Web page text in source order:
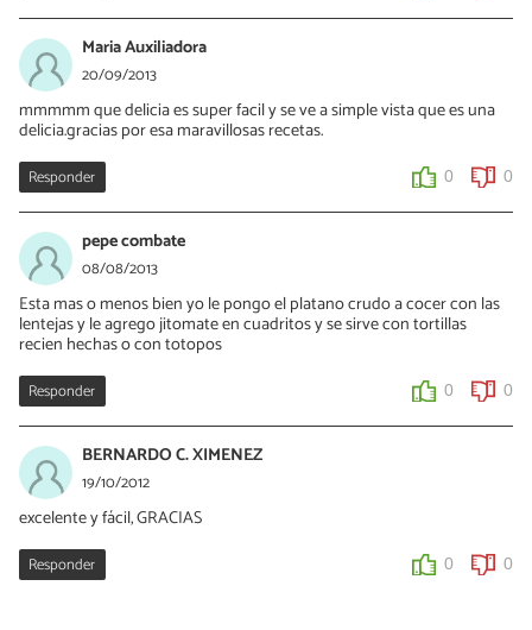
Maria Auxiliadora
20/09/2013
mmmmm que delicia es super facil y se ve a simple vista que es una
delicia.gracias por esa maravillosas recetas.
Responder 0 0
pepe combate
08/08/2013
Esta mas o menos bien yo le pongo el platano crudo a cocer con las
lentejas y le agrego jitomate en cuadritos y se sirve con tortillas
recien hechas o con totopos
Responder 0 0
BERNARDO C. XIMENEZ
19/10/2012
excelente y fácil, GRACIAS
Responder 0 0